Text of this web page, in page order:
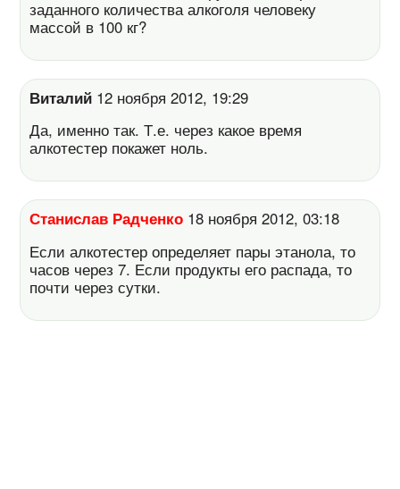
заданного количества алкоголя человеку
массой в 100 кг?
Виталий 12 ноября 2012, 19:29
Да, именно так. Т.е. через какое время
алкотестер покажет ноль.
Станислав Радченко 18 ноября 2012, 03:18
Если алкотестер определяет пары этанола, то
часов через 7. Если продукты его распада, то
почти через сутки.